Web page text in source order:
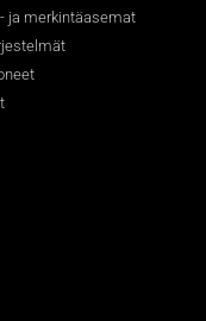
ja merkintäasemat